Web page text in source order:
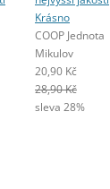
Krásno
COOP Jednota
Mikulov
20,90 Kč
28,90 Kč
sleva 28%